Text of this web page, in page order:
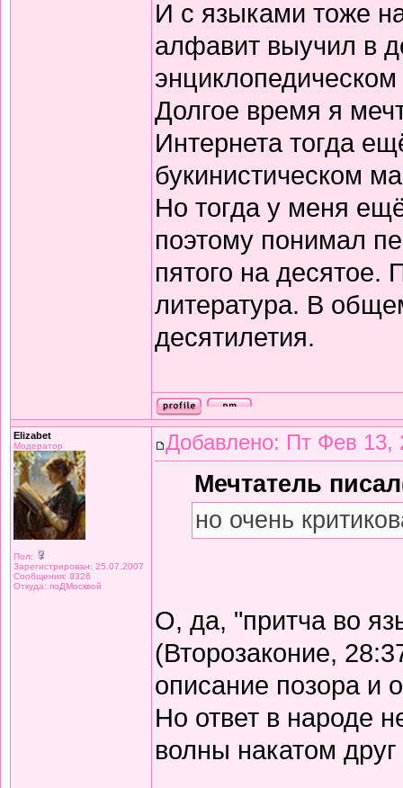
И с языками тоже
алфавит выучил в
Долгое время я
Интернета тогда
букинистическом
Но тогда у меня
поэтому понимал
пятого на десятое.
литература. В
десятилетия.
Elizabet
Модератор
Пол:
Зарегистрирован: 25.07.2007
Сообщения: 8326
Откуда: поДМосквой
Добавлено: Пт Фев 13,
Мечтатель
но очень
О, да, "притча во
(Второзаконие,
описание позора и
Но ответ в народе
волны накатом